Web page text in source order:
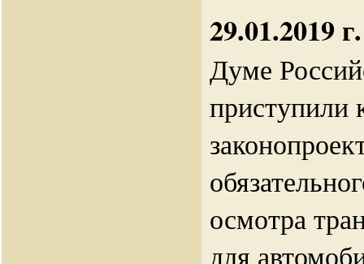
29.01.2019
Думе
приступили
осмотра
для